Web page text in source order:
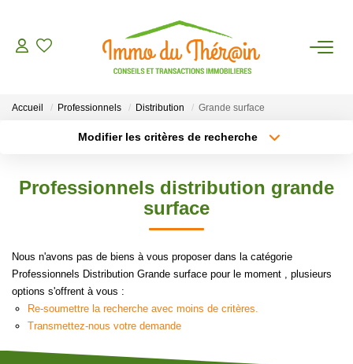
ESTIMER
CONTACT
Accueil Professionnels Distribution Grande surface
Modifier les critères de recherche
Type de bien
Créer une alerte
Professionnels distribution grande
surface
Nous n'avons pas de biens à vous proposer dans la catégorie
Professionnels Distribution Grande surface pour le moment , plusieurs
options s'offrent à vous :
Re-soumettre la recherche avec moins de critères.
Transmettez-nous votre demande